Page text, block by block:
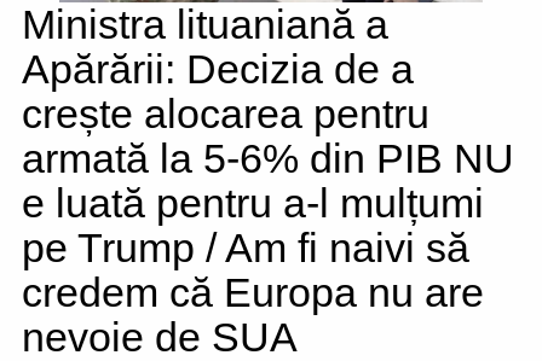
Ministra lituaniană a
Apărării: Decizia de a
crește alocarea pentru
armată la 5-6% din PIB NU
e luată pentru a-l mulțumi
pe Trump / Am fi naivi să
credem că Europa nu are
nevoie de SUA